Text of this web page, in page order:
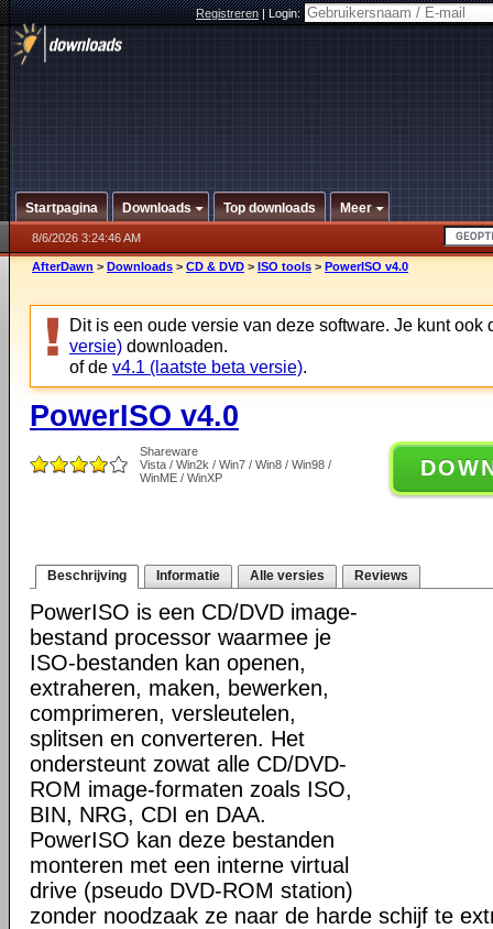
Registreren|Login:
Startpagina Downloads Top downloads Meer
8/6/2026 3:24:46 AM
AfterDawn > Downloads > CD & DVD > ISO tools > PowerISO v4.0
Dit is een oude versie van deze software. Je kunt ook
versie) downloaden.
of de v4.1 (laatste beta versie).
PowerISO v4.0
Shareware
Vista / Win2k / Win7 / Win8 / Win98 /
WinME / WinXP
Beschrijving Informatie Alle versies Reviews
PowerISO is een CD/DVD image-
bestand processor waarmee je
ISO-bestanden kan openen,
extraheren, maken, bewerken,
comprimeren, versleutelen,
splitsen en converteren. Het
ondersteunt zowat alle CD/DVD-
ROM image-formaten zoals ISO,
BIN, NRG, CDI en DAA.
PowerISO kan deze bestanden
monteren met een interne virtual
drive (pseudo DVD-ROM station)
zonder noodzaak ze naar de harde schijf te